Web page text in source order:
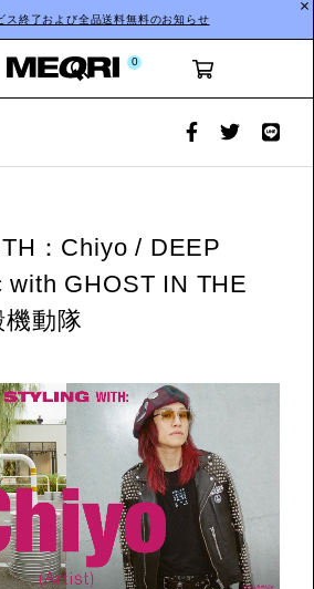
ス終了および全品送料無料のお知らせ
0
：Chiyo / DEEP
with GHOST IN THE
動隊